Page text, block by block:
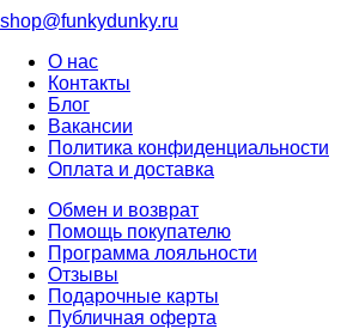
shop@funkydunky.ru
О нас
Контакты
Блог
Вакансии
Политика конфиденциальности
Оплата и доставка
Обмен и возврат
Помощь покупателю
Программа лояльности
Отзывы
Подарочные карты
Публичная оферта